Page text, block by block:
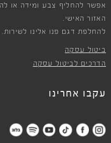
אפשר להחליף צבע ומידה או
האזור האישי.
להחלפת דגם פנו אלינו לשירות.
ביטול עסקה
הדרכים לביטול עסקה
עקבו אחרינו